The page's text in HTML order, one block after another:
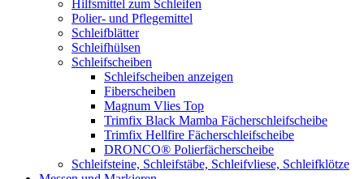
Hilfsmittel zum Schleifen
Polier- und Pflegemittel
Schleifblätter
Schleifhülsen
Schleifscheiben
Schleifscheiben anzeigen
Fiberscheiben
Magnum Vlies Top
Trimfix Black Mamba Fächerschleifscheibe
Trimfix Hellfire Fächerschleifscheibe
DRONCO® Polierfächerscheibe
Schleifsteine, Schleifstäbe, Schleifvliese, Schleifklötze